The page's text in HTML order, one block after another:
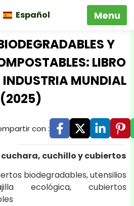
Español
Y
LIBRO
INDUSTRIA MUNDIAL
(2025)
con :
cuchillo y cubiertos
biodegradables, utensilios
ecológica, cubiertos